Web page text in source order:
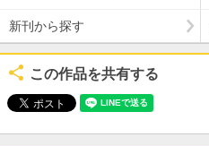
新刊から探す
この作品を共有する